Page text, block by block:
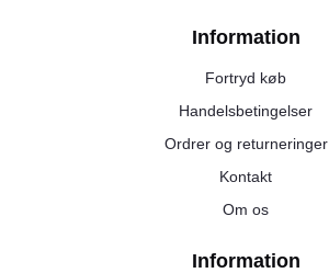
Information
Fortryd køb
Handelsbetingelser
Ordrer og returneringer
Kontakt
Om os
Information